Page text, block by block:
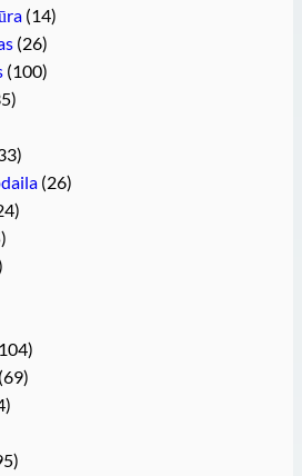
(14)
(26)
(100)
(26)
(69)